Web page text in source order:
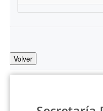
Volver